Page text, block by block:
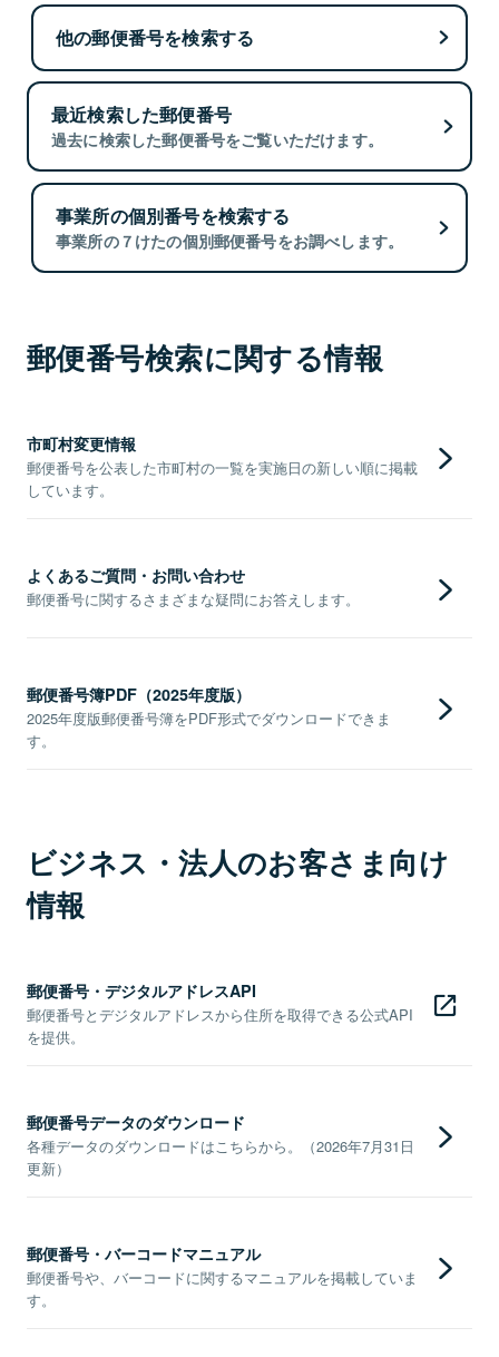
他の郵便番号を検索する
最近検索した郵便番号
過去に検索した郵便番号をご覧いただけます。
事業所の個別番号を検索する
事業所の７けたの個別郵便番号をお調べします。
郵便番号検索に関する情報
市町村変更情報
郵便番号を公表した市町村の一覧を実施日の新しい順に掲載
しています。
よくあるご質問・お問い合わせ
郵便番号に関するさまざまな疑問にお答えします。
郵便番号簿PDF（2025年度版）
2025年度版郵便番号簿をPDF形式でダウンロードできま
す。
ビジネス・法人のお客さま向け
情報
郵便番号・デジタルアドレスAPI
郵便番号とデジタルアドレスから住所を取得できる公式API
を提供。
郵便番号データのダウンロード
各種データのダウンロードはこちらから。（2026年7月31日
更新）
郵便番号・バーコードマニュアル
郵便番号や、バーコードに関するマニュアルを掲載していま
す。